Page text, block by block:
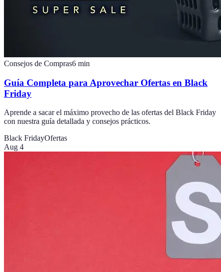
Consejos de Compras6 min
Guía Completa para Aprovechar Ofertas en Black
Friday
Aprende a sacar el máximo provecho de las ofertas del Black Friday
con nuestra guía detallada y consejos prácticos.
Black FridayOfertas
Aug 4